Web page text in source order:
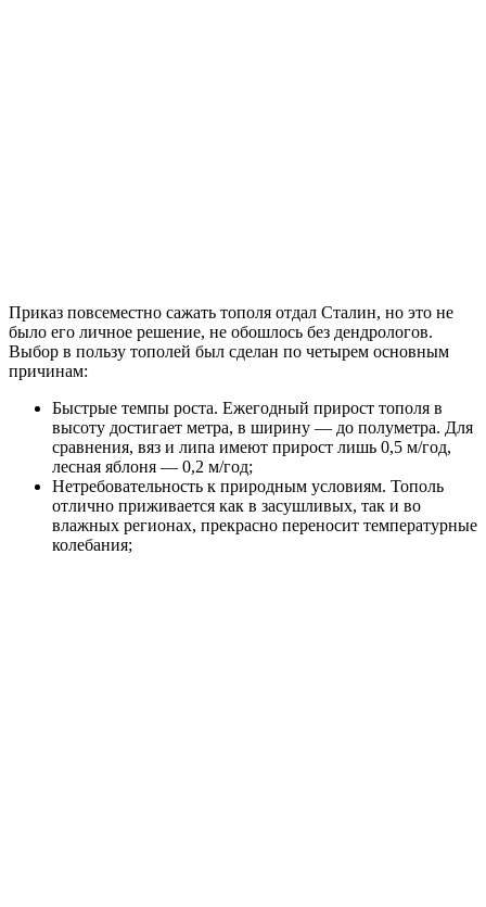
Приказ повсеместно сажать тополя отдал Сталин, но это не
было его личное решение, не обошлось без дендрологов.
Выбор в пользу тополей был сделан по четырем основным
причинам:
Быстрые темпы роста. Ежегодный прирост тополя в
высоту достигает метра, в ширину — до полуметра. Для
сравнения, вяз и липа имеют прирост лишь 0,5 м/год,
лесная яблоня — 0,2 м/год;
Нетребовательность к природным условиям. Тополь
отлично приживается как в засушливых, так и во
влажных регионах, прекрасно переносит температурные
колебания;